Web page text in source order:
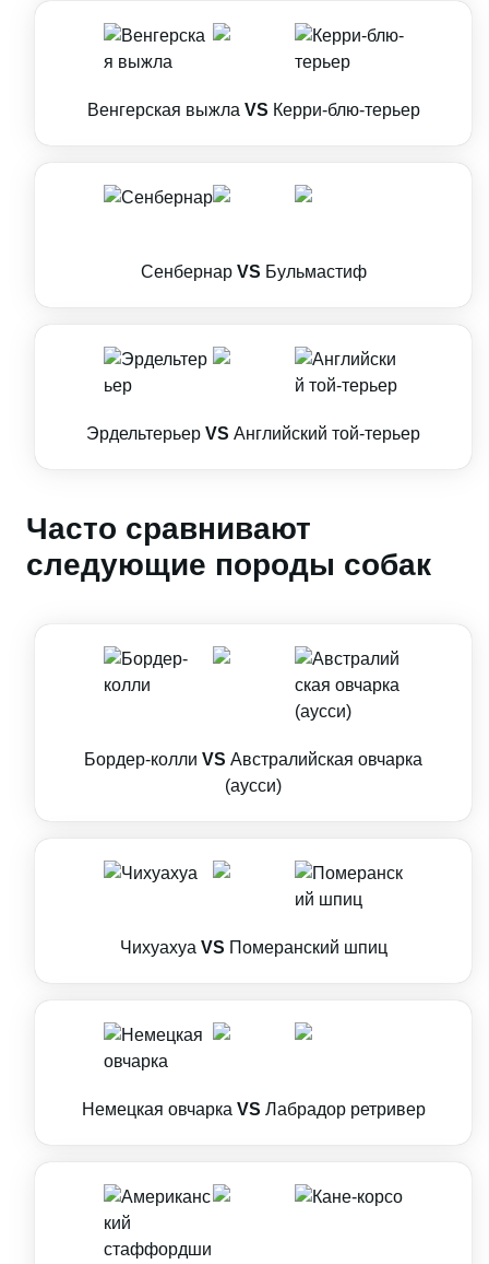
Венгерская выжла VS Керри-блю-терьер
Сенбернар VS Бульмастиф
Эрдельтерьер VS Английский той-терьер
Часто сравнивают
следующие породы собак
Бордер-колли VS Австралийская овчарка
(аусси)
Чихуахуа VS Померанский шпиц
Немецкая овчарка VS Лабрадор ретривер